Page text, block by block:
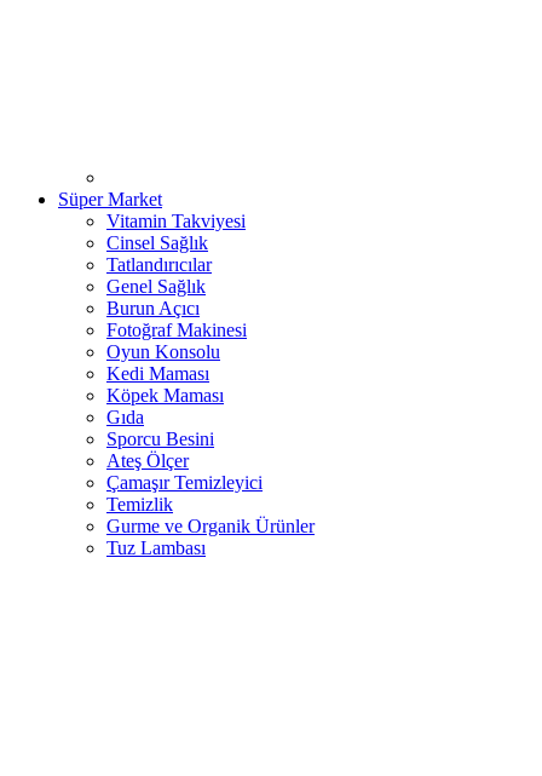
Süper Market
Vitamin Takviyesi
Cinsel Sağlık
Tatlandırıcılar
Genel Sağlık
Burun Açıcı
Fotoğraf Makinesi
Oyun Konsolu
Kedi Maması
Köpek Maması
Gıda
Sporcu Besini
Ateş Ölçer
Çamaşır Temizleyici
Temizlik
Gurme ve Organik Ürünler
Tuz Lambası